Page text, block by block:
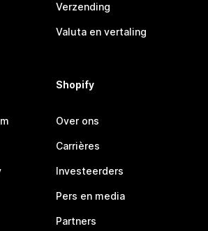
Verzending
Valuta en vertaling
Shopify
Over ons
Carrières
Investeerders
Pers en media
Partners